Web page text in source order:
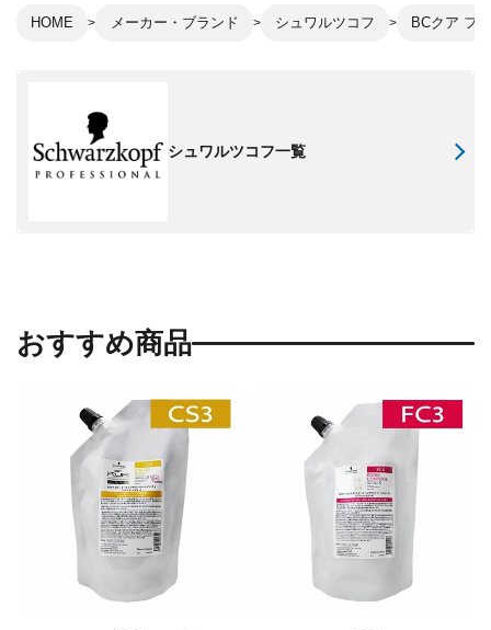
HOME メーカー・ブランド シュワルツコフ BCクア フ
シュワルツコフ一覧
おすすめ商品